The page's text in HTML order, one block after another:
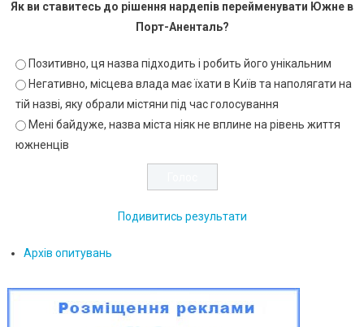
Як ви ставитесь до рішення нардепів перейменувати Южне в
Порт-Аненталь?
Позитивно, ця назва підходить і робить його унікальним
Негативно, місцева влада має їхати в Київ та наполягати на
тій назві, яку обрали містяни під час голосування
Мені байдуже, назва міста ніяк не вплине на рівень життя
южненців
Подивитись результати
Архів опитувань